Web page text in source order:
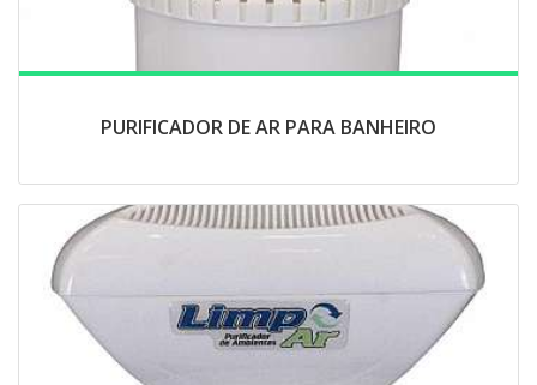
PURIFICADOR DE AR PARA BANHEIRO